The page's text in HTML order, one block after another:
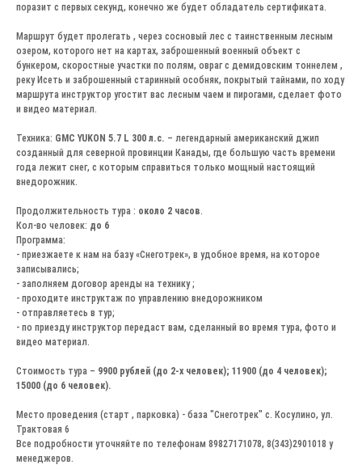
поразит с первых секунд, конечно же будет обладатель сертификата.
Маршрут будет пролегать , через сосновый лес с таинственным лесным
озером, которого нет на картах, заброшенный военный объект с
бункером, скоростные участки по полям, овраг с демидовским тоннелем ,
реку Исеть и заброшенный старинный особняк, покрытый тайнами, по ходу
маршрута инструктор угостит вас лесным чаем и пирогами, сделает фото
и видео материал.
Техника: GMC YUKON 5.7 L 300 л.с. – легендарный американский джип
созданный для северной провинции Канады, где большую часть времени
года лежит снег, с которым справиться только мощный настоящий
внедорожник.
Продолжительность тура : около 2 часов.
Кол-во человек: до 6
Программа:
- приезжаете к нам на базу «Снеготрек», в удобное время, на которое
записывались;
- заполняем договор аренды на технику ;
- проходите инструктаж по управлению внедорожником
- отправляетесь в тур;
- по приезду инструктор передаст вам, сделанный во время тура, фото и
видео материал.
Стоимость тура – 9900 рублей (до 2-х человек); 11900 (до 4 человек);
15000 (до 6 человек).
Место проведения (старт , парковка) - база "Снеготрек" с. Косулино, ул.
Трактовая 6
Все подробности уточняйте по телефонам 89827171078, 8(343)2901018 у
менеджеров.